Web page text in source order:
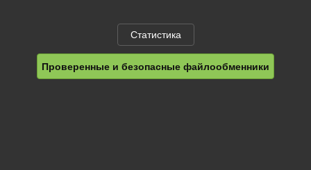
Статистика
Проверенные и безопасные файлообменники